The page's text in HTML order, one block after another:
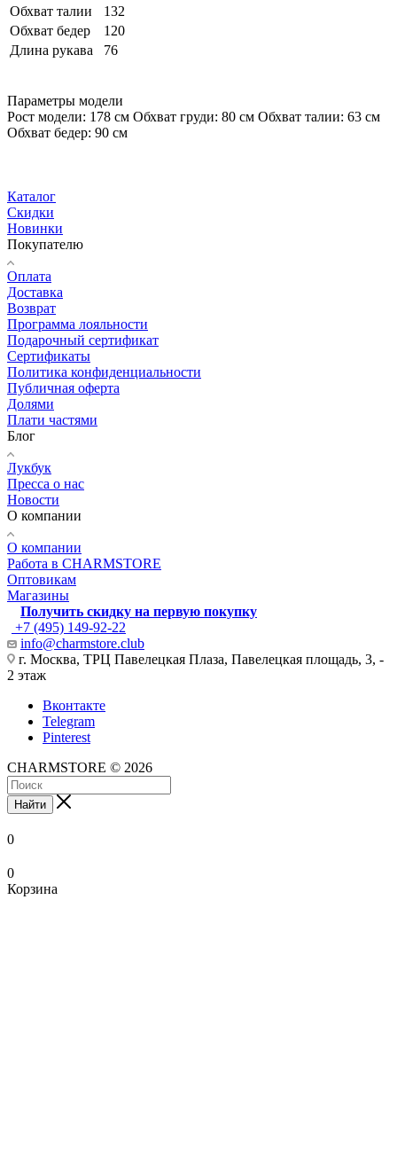
Обхват талии
132
Обхват бедер
120
Длина рукава
76
Параметры модели
Рост модели: 178 см Обхват груди: 80 см Обхват талии: 63 см
Обхват бедер: 90 см
Каталог
Скидки
Новинки
Покупателю
Оплата
Доставка
Возврат
Программа лояльности
Подарочный сертификат
Сертификаты
Политика конфиденциальности
Публичная оферта
Долями
Плати частями
Блог
Лукбук
Пресса о нас
Новости
О компании
О компании
Работа в CHARMSTORE
Оптовикам
Магазины
Получить скидку на первую покупку
+7 (495) 149-92-22
info@charmstore.club
г. Москва, ТРЦ Павелецкая Плаза, Павелецкая площадь, 3, -
2 этаж
Вконтакте
Telegram
Pinterest
CHARMSTORE © 2026
Найти
0
0
Корзина